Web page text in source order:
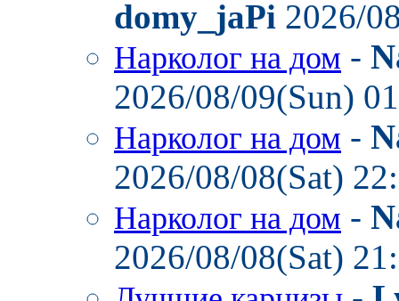
domy_jaPi 2026/
Нарколог на дом -
2026/08/09(Sun)
Нарколог на дом -
2026/08/08(Sat)
Нарколог на дом -
2026/08/08(Sat)